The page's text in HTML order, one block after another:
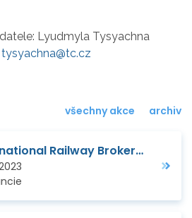
Lyudmyla Tysyachna
tysyachna@tc.cz
všechny akce archiv
SIFER 2023 – International Railway Brokerage Event